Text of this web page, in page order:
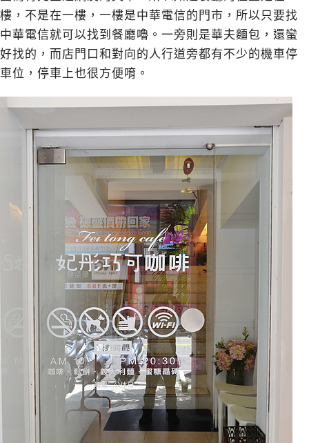
樓，不是在一樓，一樓是中華電信的門市，所以只要找
中華電信就可以找到餐廳嚕。一旁則是華夫麵包，還蠻
好找的，而店門口和對向的人行道旁都有不少的機車停
車位，停車上也很方便唷。